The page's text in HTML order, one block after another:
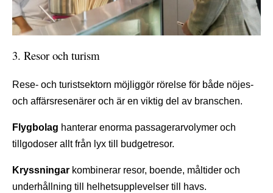
3. Resor och turism
Rese- och turistsektorn möjliggör rörelse för både nöjes-
och affärsresenärer och är en viktig del av branschen.
Flygbolag hanterar enorma passagerarvolymer och
tillgodoser allt från lyx till budgetresor.
Kryssningar kombinerar resor, boende, måltider och
underhållning till helhetsupplevelser till havs.